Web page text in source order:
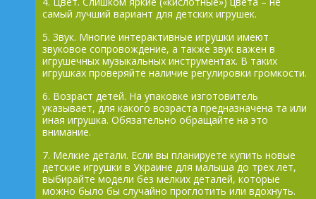
самый лучший вариант для детских игрушек.
5. Звук. Многие интерактивные игрушки имеют
звуковое сопровождение, а также звук важен в
игрушечных музыкальных инструментах. В таких
игрушках проверяйте наличие регулировки громкости.
6. Возраст детей. На упаковке изготовитель
указывает, для какого возраста предназначена та или
иная игрушка. Обязательно обращайте на это
внимание.
7. Мелкие детали. Если вы планируете купить новые
детские игрушки в Украине для малыша до трех лет,
выбирайте модели без мелких деталей, которые
можно было бы случайно проглотить или вдохнуть.